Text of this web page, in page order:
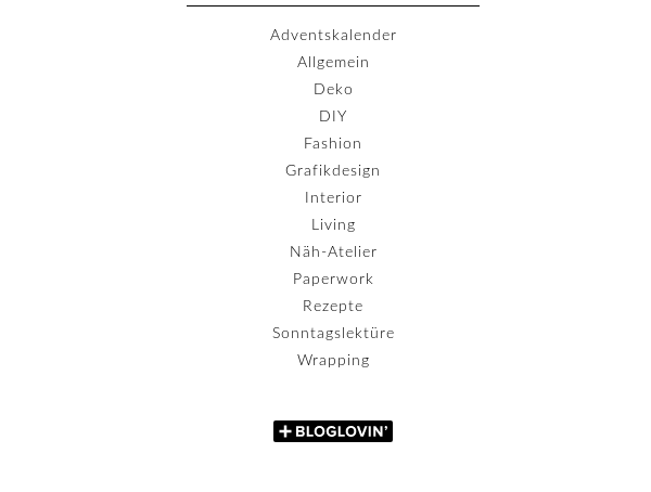
Adventskalender
Allgemein
Deko
DIY
Fashion
Grafikdesign
Interior
Living
Näh-Atelier
Paperwork
Rezepte
Sonntagslektüre
Wrapping